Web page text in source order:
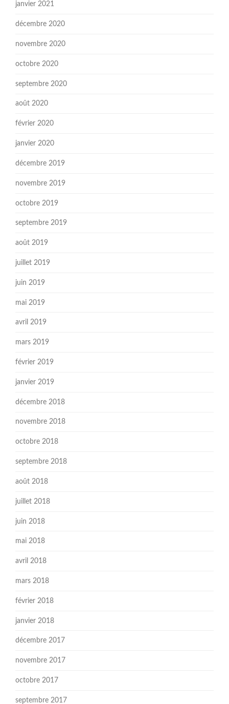
janvier 2021
décembre 2020
novembre 2020
octobre 2020
septembre 2020
août 2020
février 2020
janvier 2020
décembre 2019
novembre 2019
octobre 2019
septembre 2019
août 2019
juillet 2019
juin 2019
mai 2019
avril 2019
mars 2019
février 2019
janvier 2019
décembre 2018
novembre 2018
octobre 2018
septembre 2018
août 2018
juillet 2018
juin 2018
mai 2018
avril 2018
mars 2018
février 2018
janvier 2018
décembre 2017
novembre 2017
octobre 2017
septembre 2017